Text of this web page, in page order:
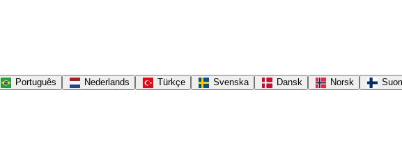
Português Nederlands Türkçe Svenska Dansk Norsk